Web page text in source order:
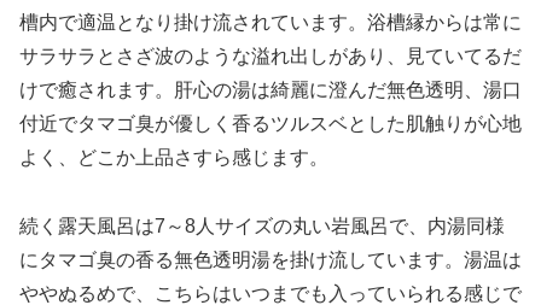
槽内で適温となり掛け流されています。浴槽縁からは常に
サラサラとさざ波のような溢れ出しがあり、見ていてるだ
けで癒されます。肝心の湯は綺麗に澄んだ無色透明、湯口
付近でタマゴ臭が優しく香るツルスベとした肌触りが心地
よく、どこか上品さすら感じます。
続く露天風呂は7～8人サイズの丸い岩風呂で、内湯同様
にタマゴ臭の香る無色透明湯を掛け流しています。湯温は
ややぬるめで、こちらはいつまでも入っていられる感じで